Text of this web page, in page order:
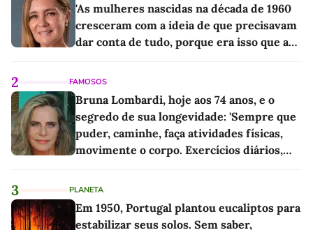
'As mulheres nascidas na década de 1960
cresceram com a ideia de que precisavam
dar conta de tudo, porque era isso que a
2 FAMOSOS
Bruna Lombardi, hoje aos 74 anos, e o
segredo de sua longevidade: 'Sempre que
puder, caminhe, faça atividades físicas,
movimente o corpo. Exercícios diários,
3 PLANETA
Em 1950, Portugal plantou eucaliptos para
estabilizar seus solos. Sem saber,